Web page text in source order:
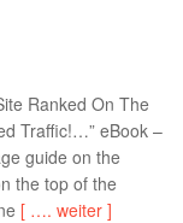
Ranked On The
Traffic!…” eBook –
guide on the
the top of the
[ …. weiter ]